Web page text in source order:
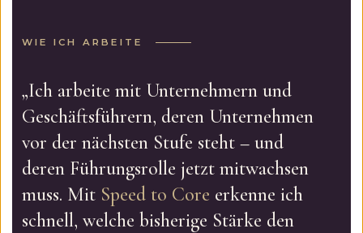
WIE ICH ARBEITE
„Ich arbeite mit Unternehmern und
Geschäftsführern, deren Unternehmen
vor der nächsten Stufe steht – und
deren Führungsrolle jetzt mitwachsen
muss. Mit Speed to Core erkenne ich
schnell, welche bisherige Stärke den